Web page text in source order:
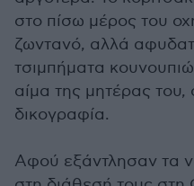
στο πίσω μέρος του
ζωντανό, αλλά
τσιμπήματα
αίμα της μητέρας
δικογραφία.
Αφού εξάντλησαν τα